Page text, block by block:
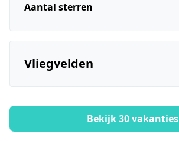
Aantal sterren
Vliegvelden
Bekijk 30 vakanties
Filters
Thessaloniki, Thessaloniki
Vanafprijs p.p.